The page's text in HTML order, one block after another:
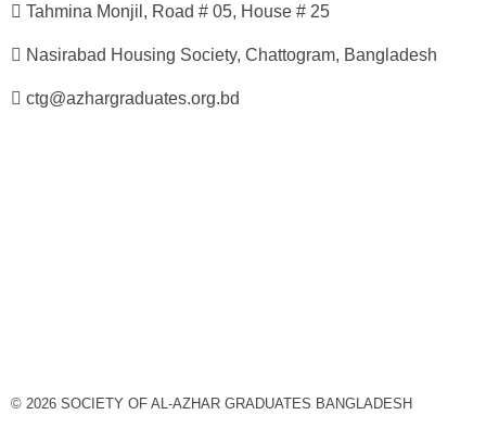
Tahmina Monjil, Road # 05, House # 25
Nasirabad Housing Society, Chattogram, Bangladesh
ctg@azhargraduates.org.bd
© 2026 SOCIETY OF AL-AZHAR GRADUATES BANGLADESH